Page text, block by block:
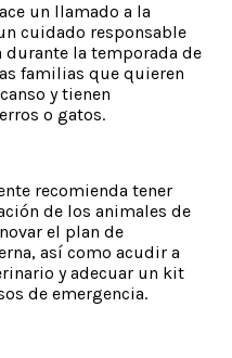
un llamado a la
cuidado responsable
la temporada de
familias que quieren
y tienen
o gatos.
recomienda tener
de los animales de
el plan de
así como acudir a
y adecuar un kit
de emergencia.